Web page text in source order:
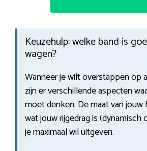
Keuzehulp: welke band is
wagen?
Wanneer je wilt overstappen op
zijn er verschillende aspecten
moet denken. De maat van jouw
wat jouw rijgedrag is (dynamisch
je maximaal wil uitgeven.